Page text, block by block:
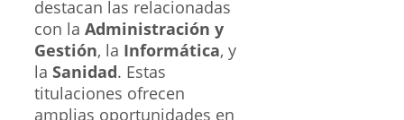
destacan las relacionadas
con la Administración y
Gestión, la Informática, y
la Sanidad. Estas
titulaciones ofrecen
amplias oportunidades en